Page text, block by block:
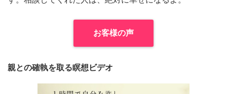
お客様の声
親との確執を取る瞑想ビデオ